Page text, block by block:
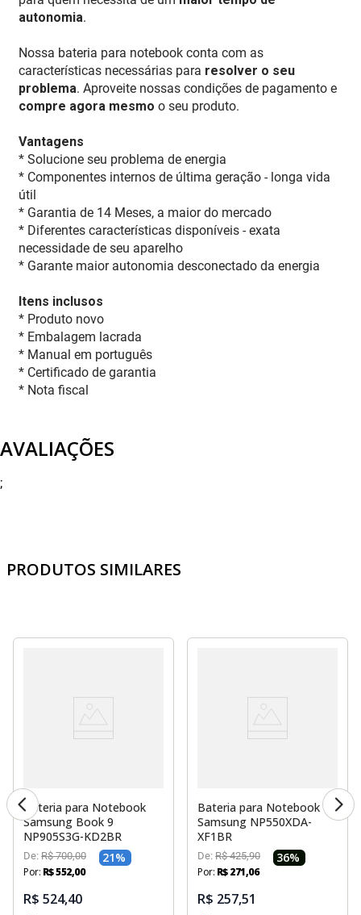
autonomia.
Nossa bateria para notebook conta com as
características necessárias para resolver o seu
problema. Aproveite nossas condições de pagamento e
compre agora mesmo o seu produto.
Vantagens
* Solucione seu problema de energia
* Componentes internos de última geração - longa vida
útil
* Garantia de 14 Meses, a maior do mercado
* Diferentes características disponíveis - exata
necessidade de seu aparelho
* Garante maior autonomia desconectado da energia
Itens inclusos
* Produto novo
* Embalagem lacrada
* Manual em português
* Certificado de garantia
* Nota fiscal
AVALIAÇÕES
;
PRODUTOS SIMILARES
Bateria para Notebook
Samsung Book 9
NP905S3G-KD2BR
De: R$ 700,00 21%
Por: R$552,00
R$ 524,40
Bateria para Notebook
Samsung NP550XDA-
XF1BR
De: R$ 425,90 36%
Por: R$271,06
R$ 257,51